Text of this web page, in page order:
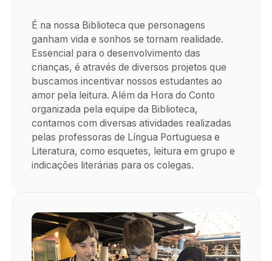
É na nossa Biblioteca que personagens
ganham vida e sonhos se tornam realidade.
Essencial para o desenvolvimento das
crianças, é através de diversos projetos que
buscamos incentivar nossos estudantes ao
amor pela leitura. Além da Hora do Conto
organizada pela equipe da Biblioteca,
contamos com diversas atividades realizadas
pelas professoras de Língua Portuguesa e
Literatura, como esquetes, leitura em grupo e
indicações literárias para os colegas.